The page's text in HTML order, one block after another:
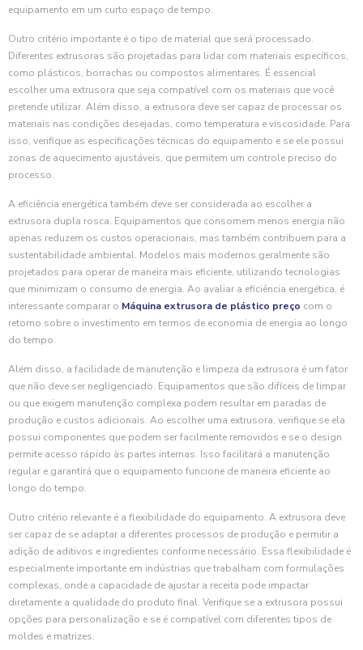
equipamento em um curto espaço de tempo.
Outro critério importante é o tipo de material que será processado.
Diferentes extrusoras são projetadas para lidar com materiais específicos,
como plásticos, borrachas ou compostos alimentares. É essencial
escolher uma extrusora que seja compatível com os materiais que você
pretende utilizar. Além disso, a extrusora deve ser capaz de processar os
materiais nas condições desejadas, como temperatura e viscosidade. Para
isso, verifique as especificações técnicas do equipamento e se ele possui
zonas de aquecimento ajustáveis, que permitem um controle preciso do
processo.
A eficiência energética também deve ser considerada ao escolher a
extrusora dupla rosca. Equipamentos que consomem menos energia não
apenas reduzem os custos operacionais, mas também contribuem para a
sustentabilidade ambiental. Modelos mais modernos geralmente são
projetados para operar de maneira mais eficiente, utilizando tecnologias
que minimizam o consumo de energia. Ao avaliar a eficiência energética, é
interessante comparar o Máquina extrusora de plástico preço com o
retorno sobre o investimento em termos de economia de energia ao longo
do tempo.
Além disso, a facilidade de manutenção e limpeza da extrusora é um fator
que não deve ser negligenciado. Equipamentos que são difíceis de limpar
ou que exigem manutenção complexa podem resultar em paradas de
produção e custos adicionais. Ao escolher uma extrusora, verifique se ela
possui componentes que podem ser facilmente removidos e se o design
permite acesso rápido às partes internas. Isso facilitará a manutenção
regular e garantirá que o equipamento funcione de maneira eficiente ao
longo do tempo.
Outro critério relevante é a flexibilidade do equipamento. A extrusora deve
ser capaz de se adaptar a diferentes processos de produção e permitir a
adição de aditivos e ingredientes conforme necessário. Essa flexibilidade é
especialmente importante em indústrias que trabalham com formulações
complexas, onde a capacidade de ajustar a receita pode impactar
diretamente a qualidade do produto final. Verifique se a extrusora possui
opções para personalização e se é compatível com diferentes tipos de
moldes e matrizes.